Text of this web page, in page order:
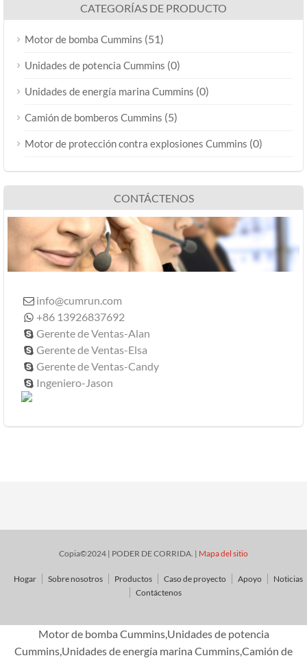
CATEGORÍAS DE PRODUCTO
Motor de bomba Cummins (51)
Unidades de potencia Cummins (0)
Unidades de energía marina Cummins (0)
Camión de bomberos Cummins (5)
Motor de protección contra explosiones Cummins (0)
CONTÁCTENOS
 info@cumrun.com
 +86 13926837692
 Gerente de Ventas-Alan
 Gerente de Ventas-Elsa
 Gerente de Ventas-Candy
 Ingeniero-Jason
Copia©2024 | PODER DE CORRIDA. | Mapa del sitio
Hogar Sobre nosotros Productos Caso de proyecto Apoyo
Noticias
Contáctenos
Motor de bomba Cummins,Unidades de potencia
Cummins,Unidades de energía marina Cummins,Camión de